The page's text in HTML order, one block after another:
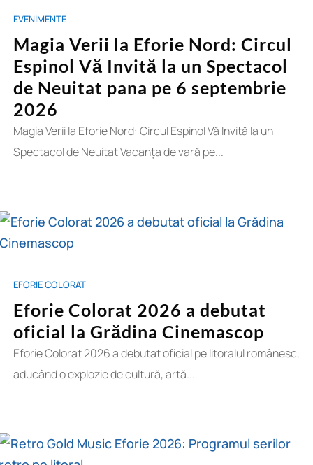
Magia Verii la Eforie Nord: Circul
Espinol Vă Invită la un Spectacol
de Neuitat pana pe 6 septembrie
2026
EVENIMENTE
Magia Verii la Eforie Nord: Circul Espinol Vă Invită la un
Spectacol de Neuitat Vacanța de vară pe...
Eforie Colorat 2026 a debutat
oficial la Grădina Cinemascop
EFORIE COLORAT
Eforie Colorat 2026 a debutat oficial pe litoralul românesc,
aducând o explozie de cultură, artă...